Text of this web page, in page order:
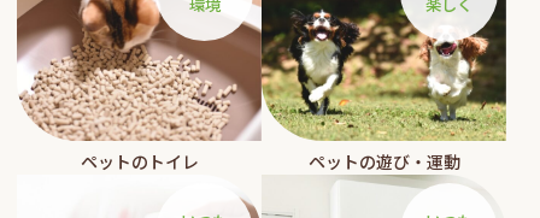
ペットのトイレ ペットの遊び・運動